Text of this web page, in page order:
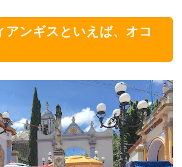
アンギスといえば、オコ